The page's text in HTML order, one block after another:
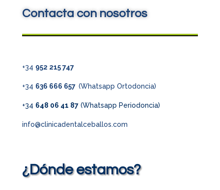
Contacta con nosotros
+34 952 215 747
+34 636 666 657 (Whatsapp Ortodoncia)
+34 648 06 41 87(Whatsapp Periodoncia)
info@clinicadentalceballos.com
¿Dónde estamos?